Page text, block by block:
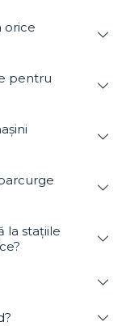
orice
pentru
la stațiile